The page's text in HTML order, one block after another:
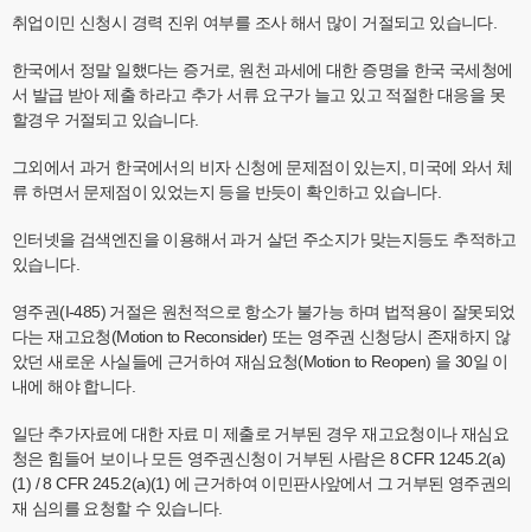
취업이민 신청시 경력 진위 여부를 조사 해서 많이 거절되고 있습니다.
한국에서 정말 일했다는 증거로, 원천 과세에 대한 증명을 한국 국세청에
서 발급 받아 제출 하라고 추가 서류 요구가 늘고 있고 적절한 대응을 못
할경우 거절되고 있습니다.
그외에서 과거 한국에서의 비자 신청에 문제점이 있는지, 미국에 와서 체
류 하면서 문제점이 있었는지 등을 반듯이 확인하고 있습니다.
인터넷을 검색엔진을 이용해서 과거 살던 주소지가 맞는지등도 추적하고
있습니다.
영주권(I-485) 거절은 원천적으로 항소가 불가능 하며 법적용이 잘못되었
다는 재고요청(Motion to Reconsider) 또는 영주권 신청당시 존재하지 않
았던 새로운 사실들에 근거하여 재심요청(Motion to Reopen) 을 30일 이
내에 해야 합니다.
일단 추가자료에 대한 자료 미 제출로 거부된 경우 재고요청이나 재심요
청은 힘들어 보이나 모든 영주권신청이 거부된 사람은 8 CFR 1245.2(a)
(1) / 8 CFR 245.2(a)(1) 에 근거하여 이민판사앞에서 그 거부된 영주권의
재 심의를 요청할 수 있습니다.